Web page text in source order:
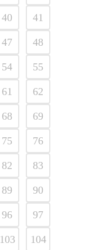
40 41
47 48
54 55
61 62
68 69
75 76
82 83
89 90
96 97
103 104